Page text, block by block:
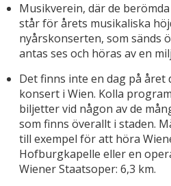
Musikverein, där de
står för årets musikaliska
nyårskonserten, som sänds
antas ses och höras av en
Det finns inte en dag på året
konsert i Wien. Kolla
biljetter vid någon av de
som finns överallt i staden.
till exempel för att höra
Hofburgkapelle eller en
Wiener Staatsoper: 6,3 km.